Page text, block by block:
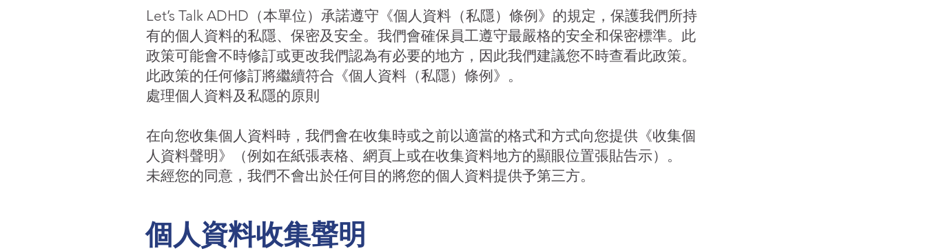
Let’s Talk ADHD（本單位）承諾遵守《個人資料（私隱）條例》的規定，保護我們所持
有的個人資料的私隱、保密及安全。我們會確保員工遵守最嚴格的安全和保密標準。此
政策可能會不時修訂或更改我們認為有必要的地方，因此我們建議您不時查看此政策。
此政策的任何修訂將繼續符合《個人資料（私隱）條例》。
處理個人資料及私隱的原則
在向您收集個人資料時，我們會在收集時或之前以適當的格式和方式向您提供《收集個
人資料聲明》（例如在紙張表格、網頁上或在收集資料地方的顯眼位置張貼告示）。
未經您的同意，我們不會出於任何目的將您的個人資料提供予第三方。
個人資料收集聲明